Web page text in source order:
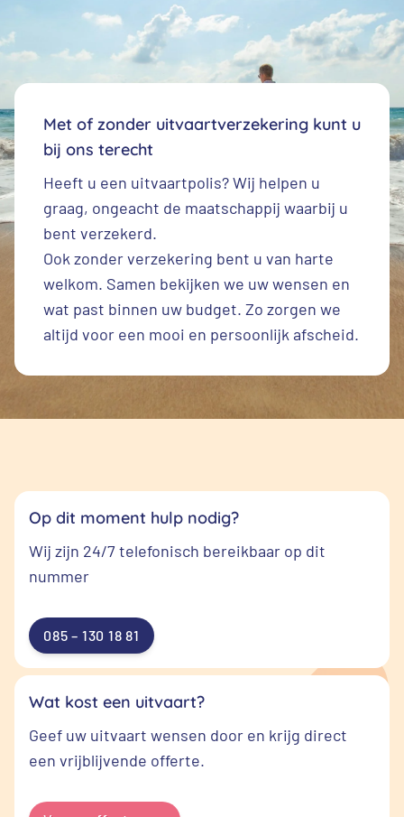
Met of zonder uitvaartverzekering kunt u
bij ons terecht
Heeft u een uitvaartpolis? Wij helpen u
graag, ongeacht de maatschappij waarbij u
bent verzekerd.
Ook zonder verzekering bent u van harte
welkom. Samen bekijken we uw wensen en
wat past binnen uw budget. Zo zorgen we
altijd voor een mooi en persoonlijk afscheid.
Op dit moment hulp nodig?
Wij zijn 24/7 telefonisch bereikbaar op dit
nummer
085 – 130 18 81
Wat kost een uitvaart?
Geef uw uitvaart wensen door en krijg direct
een vrijblijvende offerte.